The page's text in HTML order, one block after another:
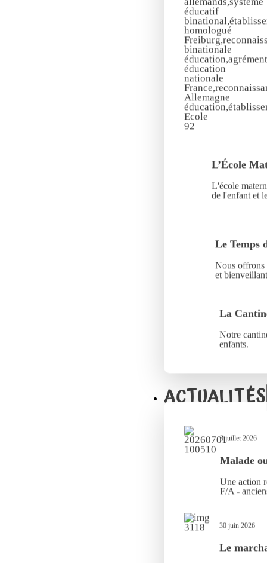
L’École
L'école
de l'enfant et
Le Temps
Nous offrons
et
La
Notre
enfants.
ACTUALITÉS
3 juillet 2026
Malade
Une action
F/A -
30 juin 2026
Le